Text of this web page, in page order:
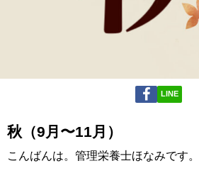
LINE
秋（9月〜11月）
こんばんは。管理栄養士ほなみです。